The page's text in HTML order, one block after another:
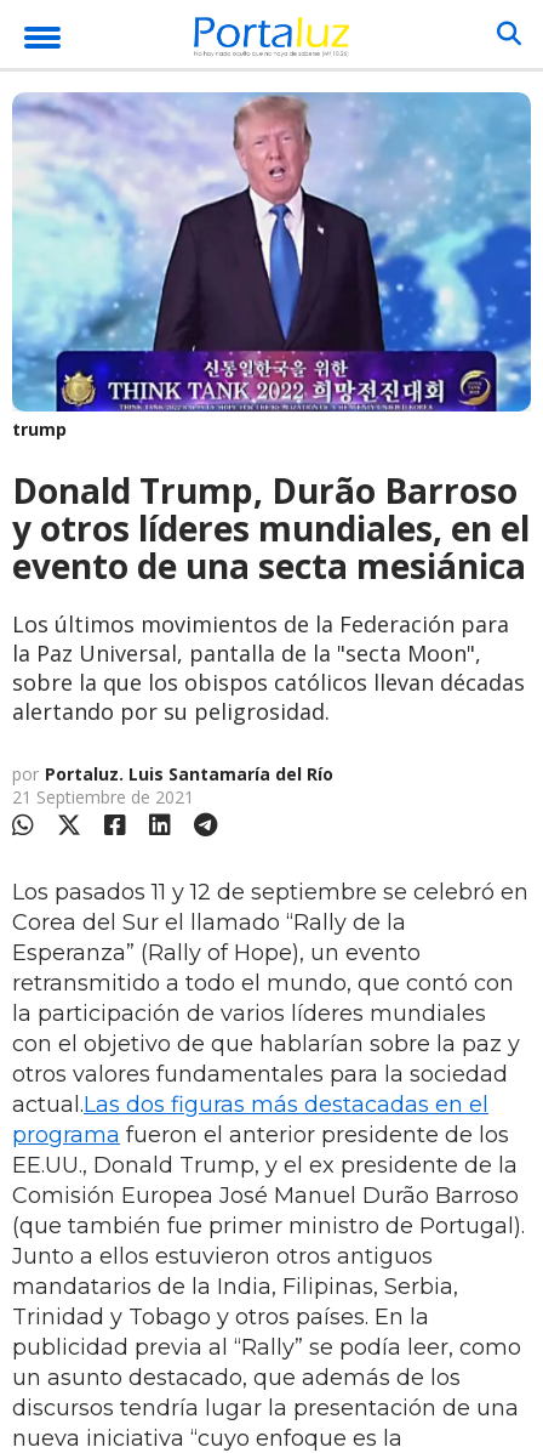
trump
Donald Trump, Durão Barroso
y otros líderes mundiales, en el
evento de una secta mesiánica
Los últimos movimientos de la Federación para
la Paz Universal, pantalla de la "secta Moon",
sobre la que los obispos católicos llevan décadas
alertando por su peligrosidad.
por Portaluz. Luis Santamaría del Río
21 Septiembre de 2021
Los pasados 11 y 12 de septiembre se celebró en
Corea del Sur el llamado “Rally de la
Esperanza” (Rally of Hope), un evento
retransmitido a todo el mundo, que contó con
la participación de varios líderes mundiales
con el objetivo de que hablarían sobre la paz y
otros valores fundamentales para la sociedad
actual.Las dos figuras más destacadas en el
programa fueron el anterior presidente de los
EE.UU., Donald Trump, y el ex presidente de la
Comisión Europea José Manuel Durão Barroso
(que también fue primer ministro de Portugal).
Junto a ellos estuvieron otros antiguos
mandatarios de la India, Filipinas, Serbia,
Trinidad y Tobago y otros países. En la
publicidad previa al “Rally” se podía leer, como
un asunto destacado, que además de los
discursos tendría lugar la presentación de una
nueva iniciativa “cuyo enfoque es la